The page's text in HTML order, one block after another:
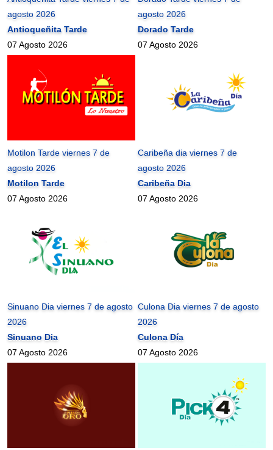
agosto 2026
Antioqueñita Tarde
07 Agosto 2026
agosto 2026
Dorado Tarde
07 Agosto 2026
Motilon Tarde viernes 7 de
agosto 2026
Motilon Tarde
07 Agosto 2026
Caribeña dia viernes 7 de
agosto 2026
Caribeña Dia
07 Agosto 2026
Sinuano Dia viernes 7 de agosto
2026
Sinuano Dia
07 Agosto 2026
Culona Dia viernes 7 de agosto
2026
Culona Día
07 Agosto 2026